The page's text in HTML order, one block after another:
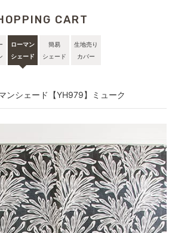
CART
ローマン
シェード
簡易
シェード
生地売り
カバー
ンシェード【YH979】ミューク